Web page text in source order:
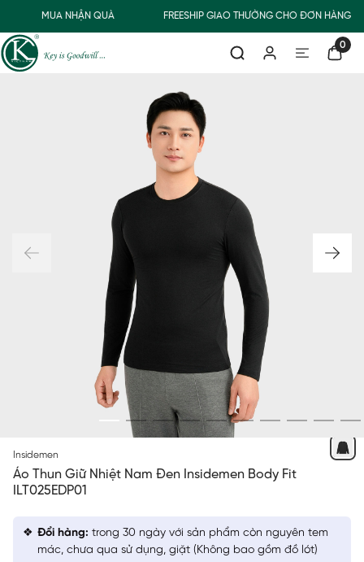
MUA NHẬN QUÀ FREESHIP GIAO THƯỜNG CHO ĐƠN HÀNG
0
Insidemen
Áo Thun Giữ Nhiệt Nam Đen Insidemen Body Fit
ILT025EDP01
Đổi hàng: trong 30 ngày với sản phẩm còn nguyên tem
mác, chưa qua sử dụng, giặt (Không bao gồm đồ lót)